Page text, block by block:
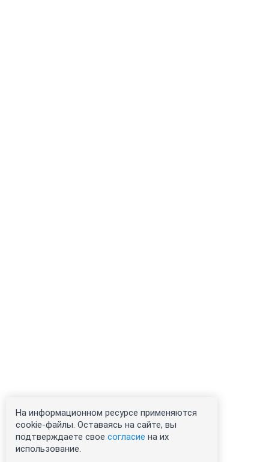
На информационном ресурсе применяются
cookie-файлы. Оставаясь на сайте, вы
подтверждаете свое согласие на их
использование.